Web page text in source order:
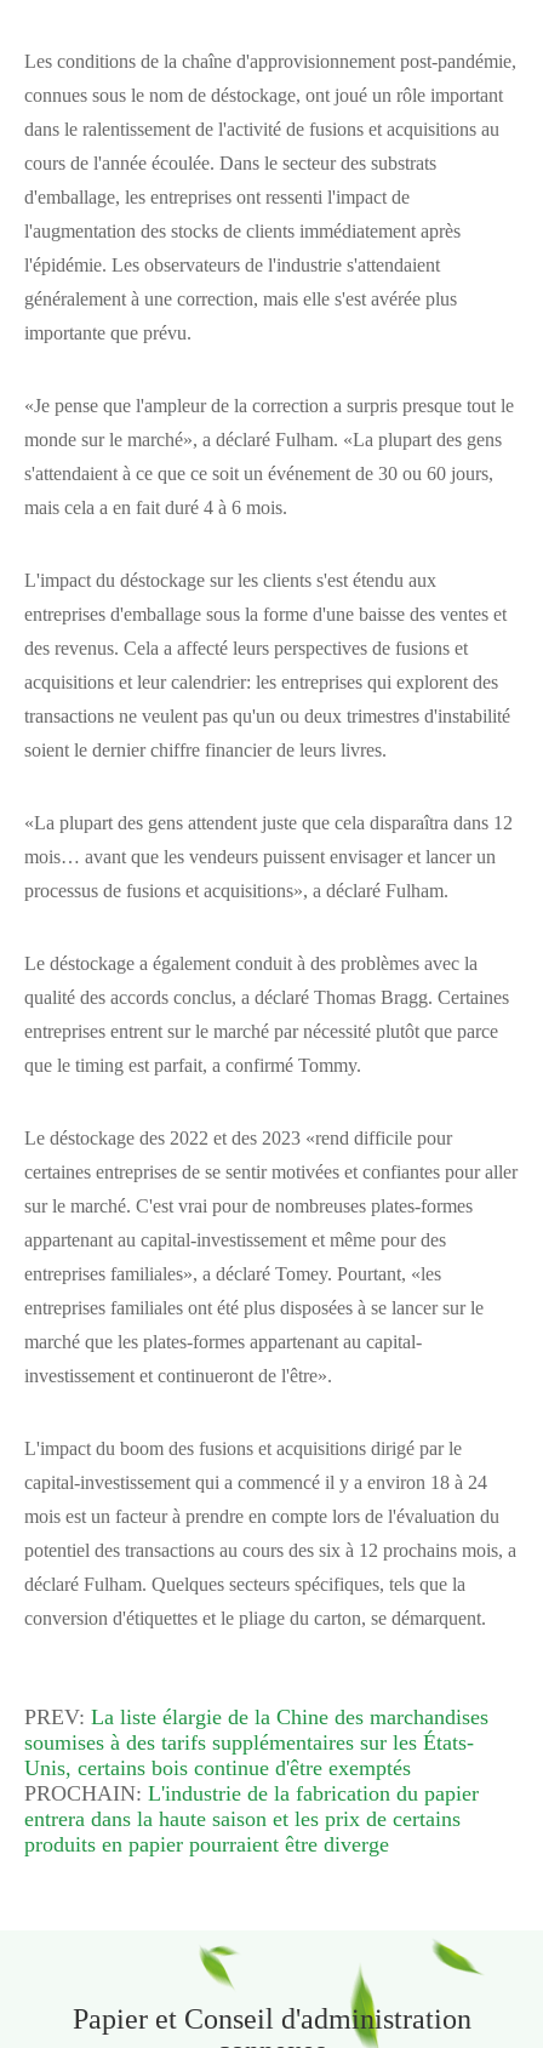
Les conditions de la chaîne d'approvisionnement post-pandémie,
connues sous le nom de déstockage, ont joué un rôle important
dans le ralentissement de l'activité de fusions et acquisitions au
cours de l'année écoulée. Dans le secteur des substrats
d'emballage, les entreprises ont ressenti l'impact de
l'augmentation des stocks de clients immédiatement après
l'épidémie. Les observateurs de l'industrie s'attendaient
généralement à une correction, mais elle s'est avérée plus
importante que prévu.
«Je pense que l'ampleur de la correction a surpris presque tout le
monde sur le marché», a déclaré Fulham. «La plupart des gens
s'attendaient à ce que ce soit un événement de 30 ou 60 jours,
mais cela a en fait duré 4 à 6 mois.
L'impact du déstockage sur les clients s'est étendu aux
entreprises d'emballage sous la forme d'une baisse des ventes et
des revenus. Cela a affecté leurs perspectives de fusions et
acquisitions et leur calendrier: les entreprises qui explorent des
transactions ne veulent pas qu'un ou deux trimestres d'instabilité
soient le dernier chiffre financier de leurs livres.
«La plupart des gens attendent juste que cela disparaîtra dans 12
mois… avant que les vendeurs puissent envisager et lancer un
processus de fusions et acquisitions», a déclaré Fulham.
Le déstockage a également conduit à des problèmes avec la
qualité des accords conclus, a déclaré Thomas Bragg. Certaines
entreprises entrent sur le marché par nécessité plutôt que parce
que le timing est parfait, a confirmé Tommy.
Le déstockage des 2022 et des 2023 «rend difficile pour
certaines entreprises de se sentir motivées et confiantes pour aller
sur le marché. C'est vrai pour de nombreuses plates-formes
appartenant au capital-investissement et même pour des
entreprises familiales», a déclaré Tomey. Pourtant, «les
entreprises familiales ont été plus disposées à se lancer sur le
marché que les plates-formes appartenant au capital-
investissement et continueront de l'être».
L'impact du boom des fusions et acquisitions dirigé par le
capital-investissement qui a commencé il y a environ 18 à 24
mois est un facteur à prendre en compte lors de l'évaluation du
potentiel des transactions au cours des six à 12 prochains mois, a
déclaré Fulham. Quelques secteurs spécifiques, tels que la
conversion d'étiquettes et le pliage du carton, se démarquent.
PREV: La liste élargie de la Chine des marchandises
soumises à des tarifs supplémentaires sur les États-
Unis, certains bois continue d'être exemptés
PROCHAIN: L'industrie de la fabrication du papier
entrera dans la haute saison et les prix de certains
produits en papier pourraient être diverge
Papier et Conseil d'administration